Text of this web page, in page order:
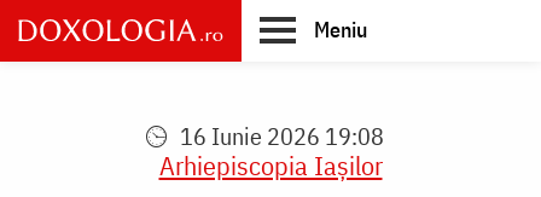
Skip
to
main
Meniu
16 Iunie 2026 19:08
Arhiepiscopia Iaşilor